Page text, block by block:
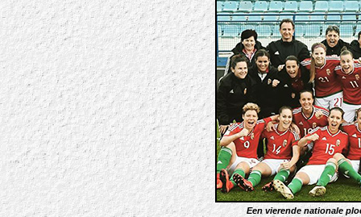
Een vierende nationale